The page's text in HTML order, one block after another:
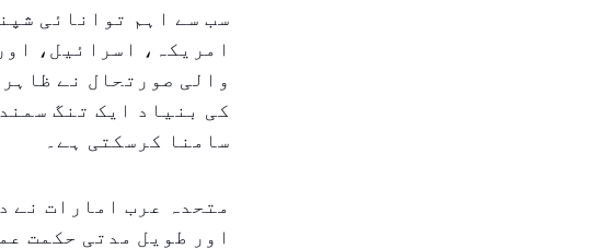
سب سے اہم توانائی
امریکہ، اسرائیل،
والی صورتحال نے
کی بنیاد ایک تنگ
سامنا کرسکتی ہے۔
متحدہ عرب امارات نے
اور طویل مدتی حکمت